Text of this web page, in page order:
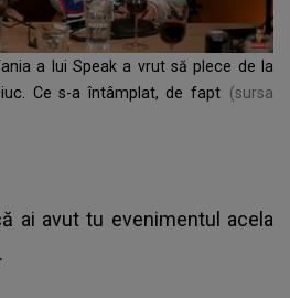
a lui Speak a vrut să plece de la
Ce s-a întâmplat, de fapt (sursa
ai avut tu evenimentul acela